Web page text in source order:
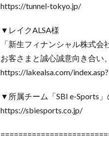
https://tunnel-tokyo.jp/
▼レイクALSA様
「新生フィナンシャル株式会
お客さまと誠心誠意向き合い
https://lakealsa.com/
▼所属チーム「SBI e-Sports」
https://sbiesports.co.jp/